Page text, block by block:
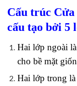
Cấu trúc
cấu tạo bởi 5
Hai lớp ngoài
cho bề mặt
Hai lớp trong là